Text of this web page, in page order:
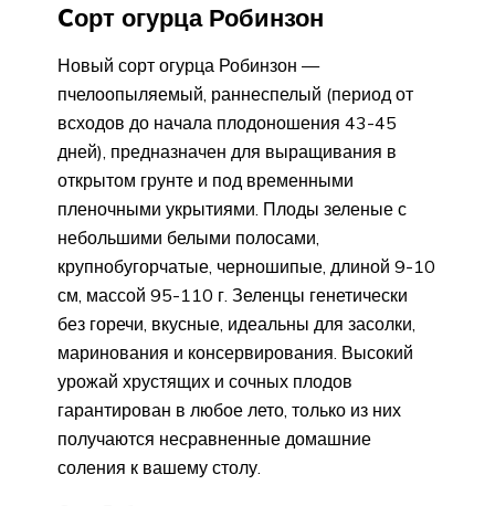
Cорт огурца Робинзон
Новый сорт огурца Робинзон —
пчелоопыляемый, раннеспелый (период от
всходов до начала плодоношения 43-45
дней), предназначен для выращивания в
открытом грунте и под временными
пленочными укрытиями. Плоды зеленые с
небольшими белыми полосами,
крупнобугорчатые, черношипые, длиной 9-10
см, массой 95-110 г. Зеленцы генетически
без горечи, вкусные, идеальны для засолки,
маринования и консервирования. Высокий
урожай хрустящих и сочных плодов
гарантирован в любое лето, только из них
получаются несравненные домашние
соления к вашему столу.